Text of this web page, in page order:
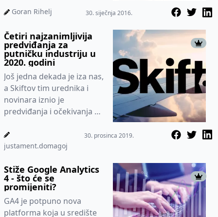
stručnoj konfe...
Goran Rihelj 30. siječnja 2016.
Četiri najzanimljivija
predviđanja za
putničku industriju u
2020. godini
Još jedna dekada je iza nas,
a Skiftov tim urednika i
novinara iznio je
predviđanja i očekivanja u
sektoru za 2020. godinu. I...
justament.domagoj
30. prosinca 2019.
Stiže Google Analytics
4 - što će se
promijeniti?
GA4 je potpuno nova
platforma koja u središte